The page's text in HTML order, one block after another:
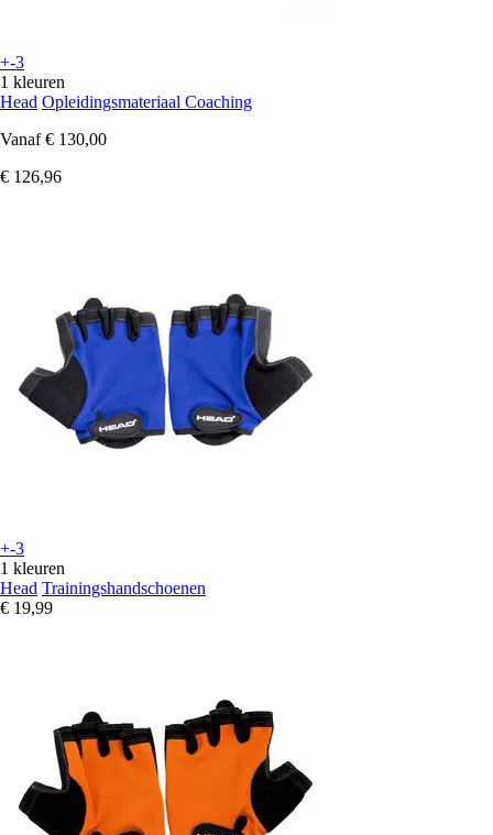
+-3
1 kleuren
Head Opleidingsmateriaal Coaching
Vanaf € 130,00
€ 126,96
+-3
1 kleuren
Head Trainingshandschoenen
€ 19,99